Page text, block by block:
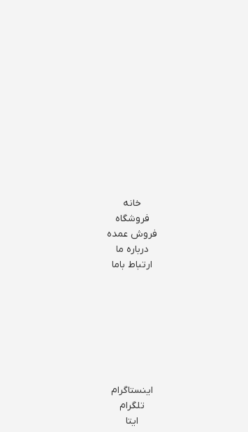
خانه
فروشگاه
فروش عمده
درباره ما
ارتباط باما
اینستاگرام
تلگرام
ایتا